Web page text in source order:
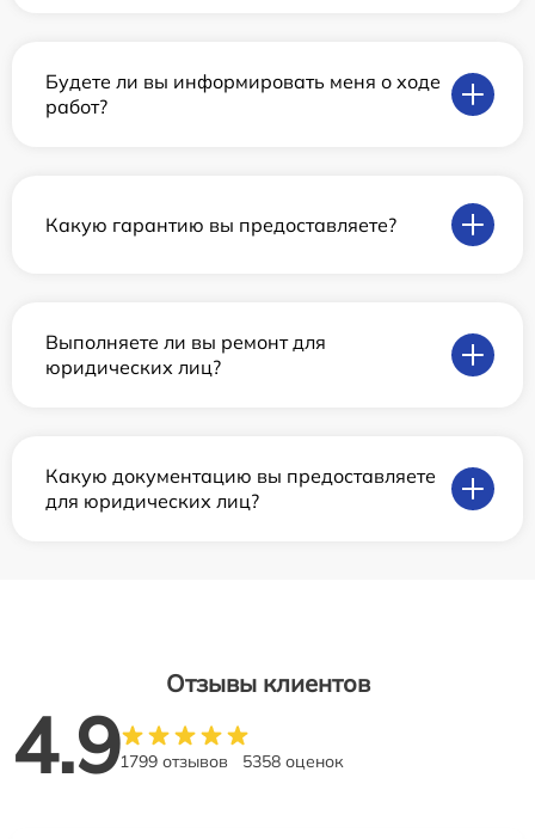
Будете ли вы информировать меня о ходе
работ?
Какую гарантию вы предоставляете?
Выполняете ли вы ремонт для
юридических лиц?
Какую документацию вы предоставляете
для юридических лиц?
Отзывы клиентов
4.91799 отзывов 5358 оценок